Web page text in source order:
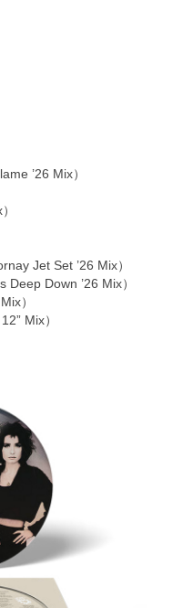
’26 Mix）
Jet Set ’26 Mix）
Down ’26 Mix）
）
Mix）